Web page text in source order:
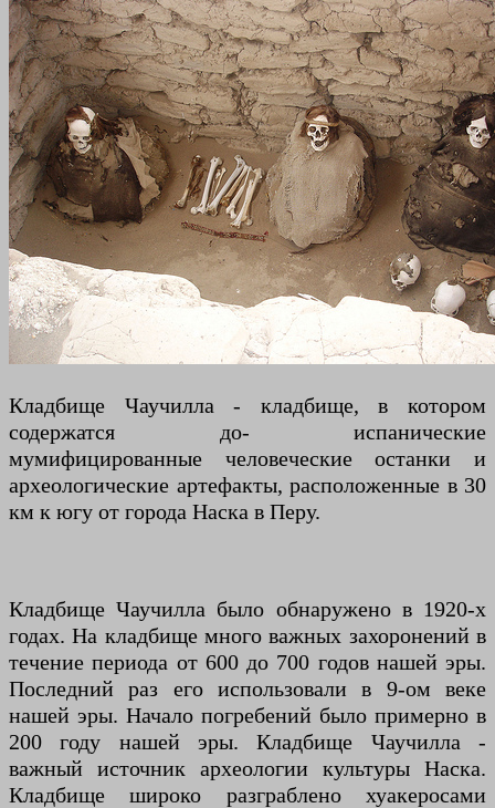
Кладбище Чаучилла - кладбище, в котором
содержатся до- испанические
мумифицированные человеческие останки и
археологические артефакты, расположенные в 30
км к югу от города Наска в Перу.
Кладбище Чаучилла было обнаружено в 1920-х
годах. На кладбище много важных захоронений в
течение периода от 600 до 700 годов нашей эры.
Последний раз его использовали в 9-ом веке
нашей эры. Начало погребений было примерно в
200 году нашей эры. Кладбище Чаучилла -
важный источник археологии культуры Наска.
Кладбище широко разграблено хуакеросами